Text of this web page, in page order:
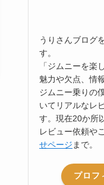
うりさんブログ
す。
「ジムニーを楽
魅力や欠点、情
ジムニー乗りの
いてリアルなレ
す。現在20か所
レビュー依頼や
せページ まで。
プロフ